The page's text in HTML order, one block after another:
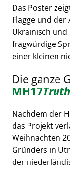
Das Poster
Flagge und der
Ukrainisch und
fragwürdige
einer kleinen
Die ganze
MH17Truth
Nachdem der
das Projekt
Weihnachten
Gründers in
der